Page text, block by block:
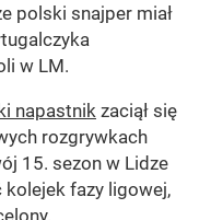
polski snajper miał
w LM.
napastnik zaciął się
rozgrywkach
15. sezon w Lidze
kolejek fazy ligowej,